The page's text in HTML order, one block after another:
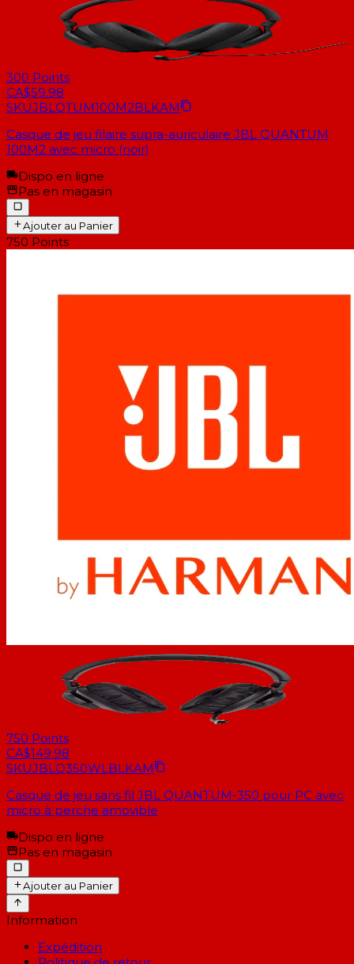
300 Points
CA$59.98
SKUJBLQTUM100M2BLKAM
Casque de jeu filaire supra-auriculaire JBL QUANTUM
100M2 avec micro (noir)
Dispo en ligne
Pas en magasin
Ajouter au Panier
750 Points
750 Points
CA$149.98
SKUJBLQ350WLBLKAM
Casque de jeu sans fil JBL QUANTUM-350 pour PC avec
micro à perche amovible
Dispo en ligne
Pas en magasin
Ajouter au Panier
Information
Expédition